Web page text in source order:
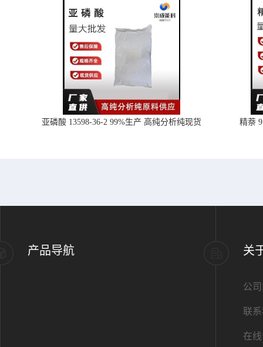
亚磷酸 13598-36-2 99%生产 高纯分析纯现货 精萘
产品导航 关
公
联
在